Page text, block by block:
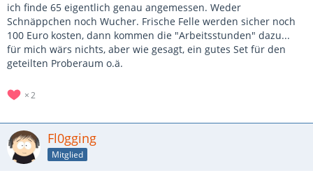
ich finde 65 eigentlich genau angemessen. Weder
Schnäppchen noch Wucher. Frische Felle werden sicher noch
100 Euro kosten, dann kommen die "Arbeitsstunden" dazu...
für mich wärs nichts, aber wie gesagt, ein gutes Set für den
geteilten Proberaum o.ä.
2
Fl0gging
Mitglied